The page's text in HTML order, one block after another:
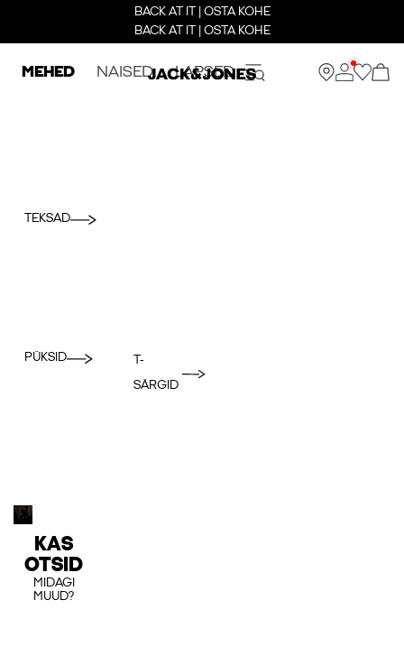
BACK AT IT | OSTA KOHE
BACK AT IT | OSTA KOHE
MEHED NAISED LAPSED
TEKSAD
PÜKSID
T-
SÄRGID
KAS
OTSID
MIDAGI
MUUD?